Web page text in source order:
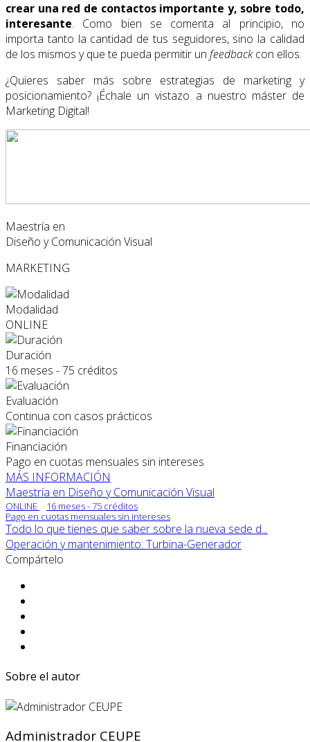
crear una red de contactos importante y, sobre todo,
interesante. Como bien se comenta al principio, no
importa tanto la cantidad de tus seguidores, sino la calidad
de los mismos y que te pueda permitir un feedbackcon ellos.
¿Quieres saber más sobre estrategias de marketing y
posicionamiento? ¡Échale un vistazo a nuestro máster de
Marketing Digital!
Maestría en
Diseño y Comunicación Visual
MARKETING
Modalidad
ONLINE
Duración
16 meses - 75 créditos
Evaluación
Continua con casos prácticos
Financiación
Pago en cuotas mensuales sin intereses
MÁS INFORMACIÓN
Maestría en Diseño y Comunicación Visual
ONLINE
16 meses - 75 créditos
Pago en cuotas mensuales sin intereses
Todo lo que tienes que saber sobre la nueva sede d...
Operación y mantenimiento: Turbina-Generador
Compártelo
Sobre el autor
Administrador CEUPE